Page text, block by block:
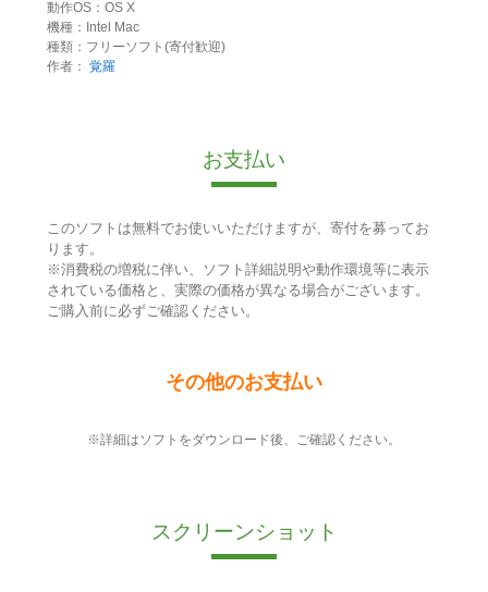
動作OS：OS X
機種：Intel Mac
種類：フリーソフト(寄付歓迎)
作者： 覚羅
お支払い
このソフトは無料でお使いいただけますが、寄付を募ってお
ります。
※消費税の増税に伴い、ソフト詳細説明や動作環境等に表示
されている価格と、実際の価格が異なる場合がございます。
ご購入前に必ずご確認ください。
その他のお支払い
※詳細はソフトをダウンロード後、ご確認ください。
スクリーンショット